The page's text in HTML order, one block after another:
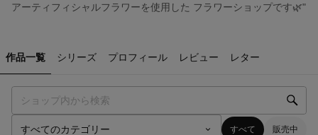
アーティフィシャルフラワーを使用した フラワーショップです🌿"
作品一覧 シリーズ プロフィール レビュー レター
すべて 販売中